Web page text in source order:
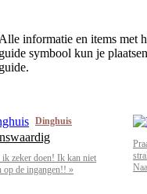
Alle informatie en items met
guide symbool kun je
guide.
Dinghuis
ik zeker doen! Ik kan niet
op de ingangen!! »